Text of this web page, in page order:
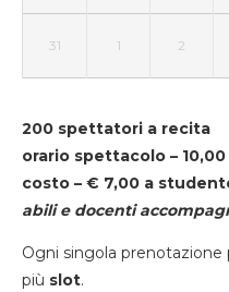
31 1 2
200 spettatori a recita
orario spettacolo – 10,00
costo – € 7,00 a
abili e docenti
Ogni singola prenotazione
più slot.